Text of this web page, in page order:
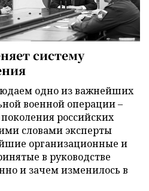
систему
одно из важнейших
военной операции –
российских
словами эксперты
организационные и
в руководстве
и зачем изменилось в